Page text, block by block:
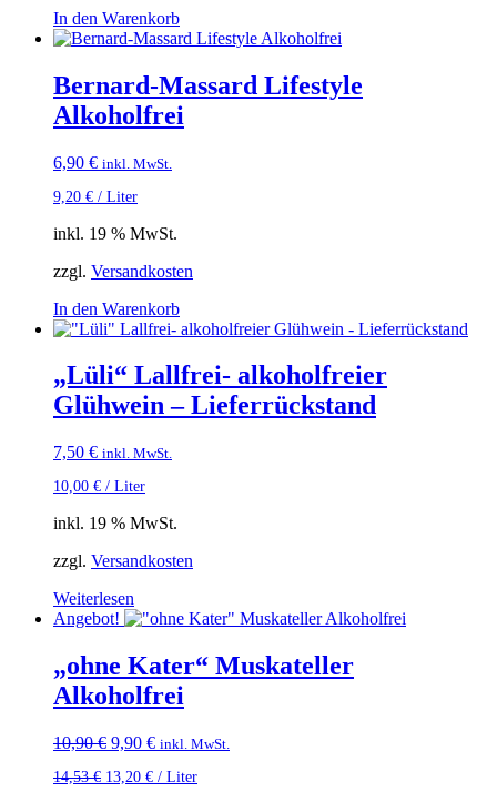
In den Warenkorb
Bernard-Massard Lifestyle
Alkoholfrei
6,90 € inkl. MwSt.
9,20 € / Liter
inkl. 19 % MwSt.
zzgl. Versandkosten
In den Warenkorb
„Lüli“ Lallfrei- alkoholfreier
Glühwein – Lieferrückstand
7,50 € inkl. MwSt.
10,00 € / Liter
inkl. 19 % MwSt.
zzgl. Versandkosten
Weiterlesen
Angebot!
„ohne Kater“ Muskateller
Alkoholfrei
10,90€ Ursprünglicher
war:
9,90 €Aktueller
ist:
inkl. MwSt.
14,53€ 13,20 € / Liter